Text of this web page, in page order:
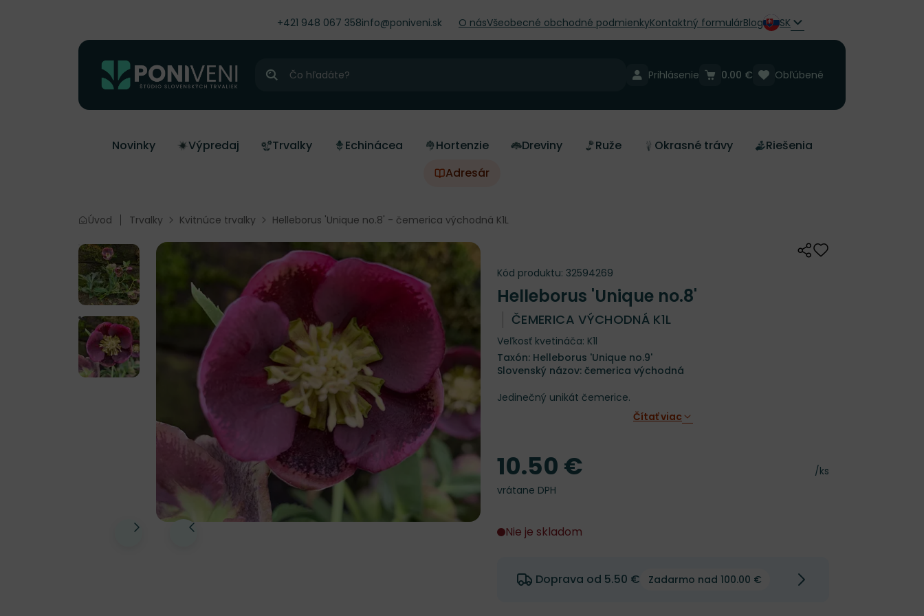
+421 948 067 358info@poniveni.sk O násVšeobecné obchodné podmienkyKontaktný formulárBlog SK
Hľadať
Prihlásenie Obľúbené
0.00 €
Novinky Výpredaj Trvalky Echinácea Hortenzie Dreviny Ruže Okrasné trávy
Riešenia
Adresár
Úvod Trvalky Kvitnúce trvalky Helleborus 'Unique no.8' - čemerica východná K1L
ZdieľaťOdober do
Kód produktu: 32594269
Helleborus 'Unique no.8'
ČEMERICA VÝCHODNÁ K1L
Veľkosť kvetináča: K1l
Taxón: Helleborus 'Unique no.9'
Slovenský názov: čemerica východná
Jedinečný unikát čemerice.
Čítať viac
Cena za kus
/ks
Cena
10.50 €
vrátane DPH
Nie je skladom
Doprava od 5.50 € Zadarmo nad 100.00 €